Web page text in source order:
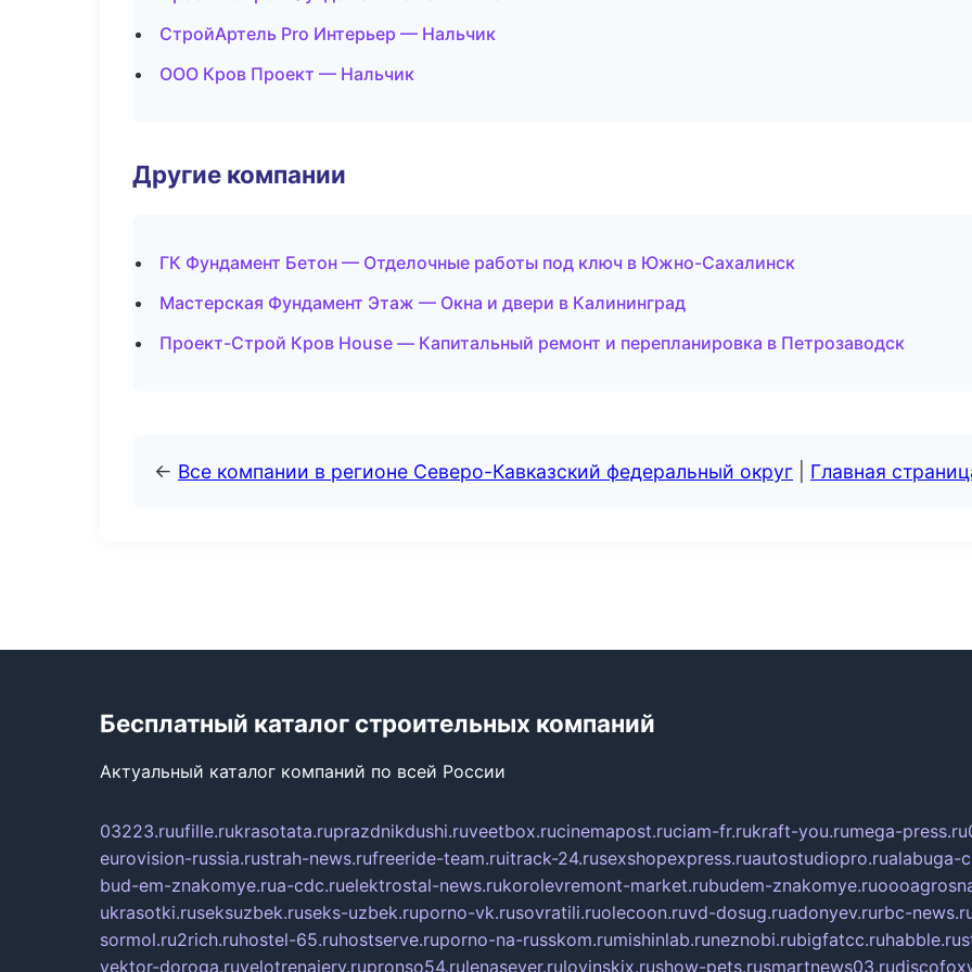
СтройАртель Pro Интерьер — Нальчик
ООО Кров Проект — Нальчик
Другие компании
ГК Фундамент Бетон — Отделочные работы под ключ в Южно-Сахалинск
Мастерская Фундамент Этаж — Окна и двери в Калининград
Проект-Строй Кров House — Капитальный ремонт и перепланировка в Петрозаводск
← Все компании в регионе Северо-Кавказский федеральный округ Главная
Бесплатный каталог строительных компаний
Актуальный каталог компаний по всей России
03223.ruufille.rukrasotata.ruprazdnikdushi.ruveetbox.rucinemapost.ruciam-fr.rukraft-you.rumega-press.ru
eurovision-russia.rustrah-news.rufreeride-team.ruitrack-24.rusexshopexpress.ruautostudiopro.rualabuga-
bud-em-znakomye.rua-cdc.ruelektrostal-news.rukorolevremont-market.rubudem-znakomye.ru
ukrasotki.ruseksuzbek.ruseks-uzbek.ruporno-vk.rusovratili.ruolecoon.ruvd-dosug.ruadonyev.rurbc-
sormol.ru2rich.ruhostel-65.ruhostserve.ruporno-na-russkom.rumishinlab.runeznobi.rubigfatcc.ruhabble.ru
vektor-doroga.ruvelotrenajery.rupronso54.rulenasever.rulovinskix.rushow-pets.rusmartnews03.ru